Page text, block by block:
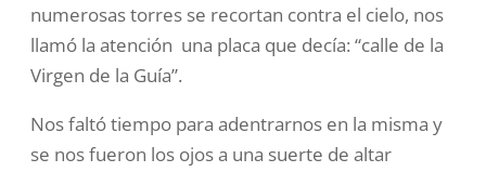
numerosas torres se recortan contra el cielo, nos
llamó la atención una placa que decía: “calle de la
Virgen de la Guía”.
Nos faltó tiempo para adentrarnos en la misma y
se nos fueron los ojos a una suerte de altar